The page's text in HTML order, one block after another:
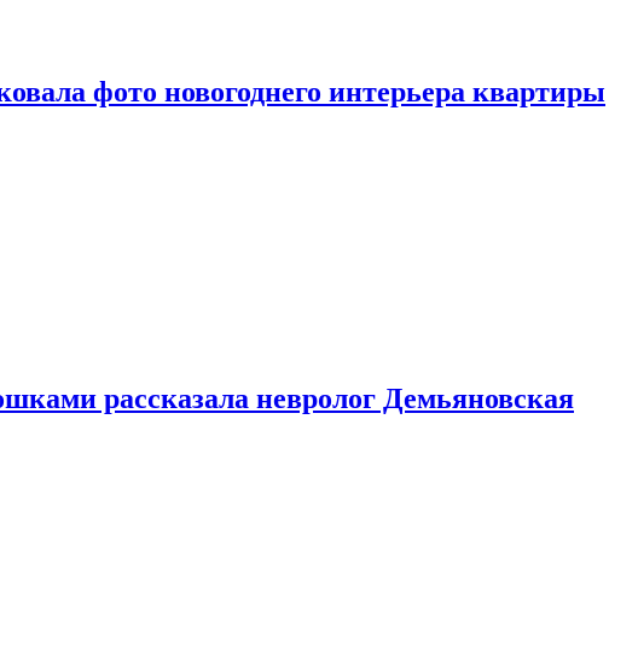
фото новогоднего интерьера квартиры
рассказала невролог Демьяновская